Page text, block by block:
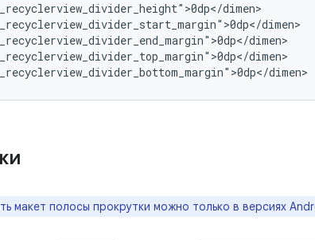
dimen>
dimen>
dimen>
dimen>
dimen>
макет полосы прокрутки можно только в версиях